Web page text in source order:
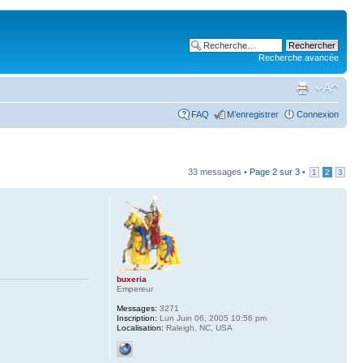
Recherche avancée
FAQ M’enregistrer Connexion
33 messages • Page 2 sur 3 • 1 2 3
buxeria
Empereur
Messages: 3271
Inscription: Lun Juin 06, 2005 10:56 pm
Localisation: Raleigh, NC, USA